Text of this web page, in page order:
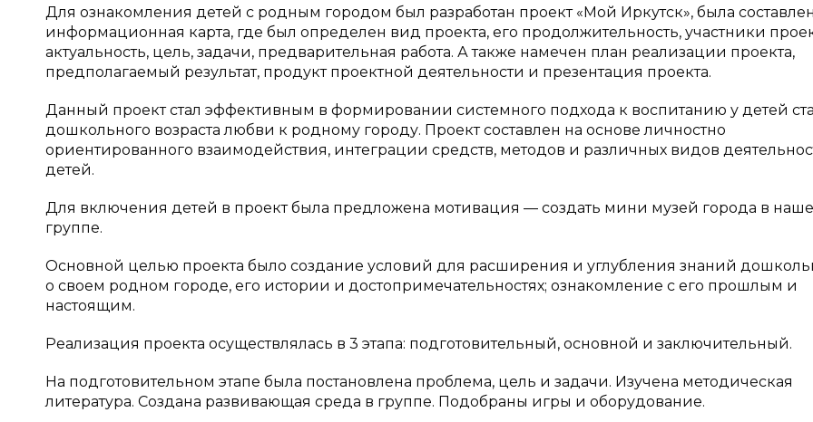
Для ознакомления детей с родным городом был разработан проект «Мой Иркутск», была
информационная карта, где был определен вид проекта, его продолжительность, участники
актуальность, цель, задачи, предварительная работа. А также намечен план реализации проекта,
предполагаемый результат, продукт проектной деятельности и презентация проекта.
Данный проект стал эффективным в формировании системного подхода к воспитанию у детей
дошкольного возраста любви к родному городу. Проект составлен на основе личностно
ориентированного взаимодействия, интеграции средств, методов и различных видов
детей.
Для включения детей в проект была предложена мотивация — создать мини музей города в
группе.
Основной целью проекта было создание условий для расширения и углубления знаний
о своем родном городе, его истории и достопримечательностях; ознакомление с его прошлым и
настоящим.
Реализация проекта осуществлялась в 3 этапа: подготовительный, основной и заключительный.
На подготовительном этапе была постановлена проблема, цель и задачи. Изучена методическая
литература. Создана развивающая среда в группе. Подобраны игры и оборудование.